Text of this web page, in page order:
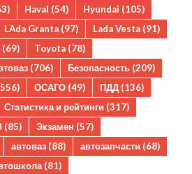
Haval (54) Hyundai (105)
LAda Granta (97) Lada Vesta (91)
(69) Toyota (78)
(706) Безопасность (209)
ОСАГО (49) ПДД (136)
Статистика и рейтинги (317)
(85) Экзамен (57)
автоваз (88) автозапчасти (68)
(81)